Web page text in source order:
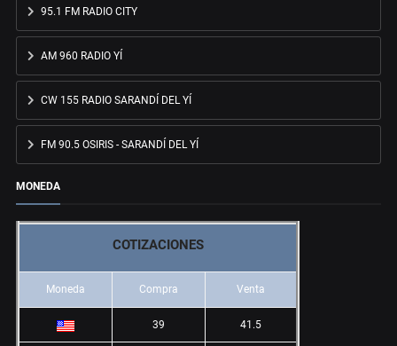
95.1 FM RADIO CITY
AM 960 RADIO YÍ
CW 155 RADIO SARANDÍ DEL YÍ
FM 90.5 OSIRIS - SARANDÍ DEL YÍ
MONEDA
COTIZACIONES
Moneda Compra Venta
39 41.5